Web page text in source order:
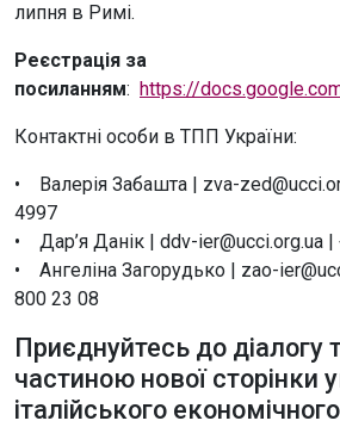
липня в Римі.
Реєстрація за
посиланням: https://
Контактні особи в ТПП України:
• Валерія Забашта | zva-
4997
• Дар’я Данік | ddv-ier@ucci.org.ua
• Ангеліна Загорудько | zao-
800 23 08
Приєднуйтесь до діалогу
частиною нової сторінки
італійського